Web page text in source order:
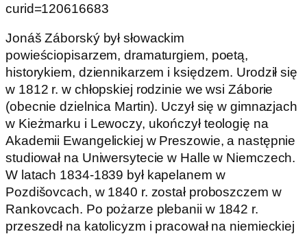
curid=120616683
Jonáš Záborský był słowackim
powieściopisarzem, dramaturgiem, poetą,
historykiem, dziennikarzem i księdzem. Urodził się
w 1812 r. w chłopskiej rodzinie we wsi Záborie
(obecnie dzielnica Martin). Uczył się w gimnazjach
w Kieżmarku i Lewoczy, ukończył teologię na
Akademii Ewangelickiej w Preszowie, a następnie
studiował na Uniwersytecie w Halle w Niemczech.
W latach 1834-1839 był kapelanem w
Pozdišovcach, w 1840 r. został proboszczem w
Rankovcach. Po pożarze plebanii w 1842 r.
przeszedł na katolicyzm i pracował na niemieckiej